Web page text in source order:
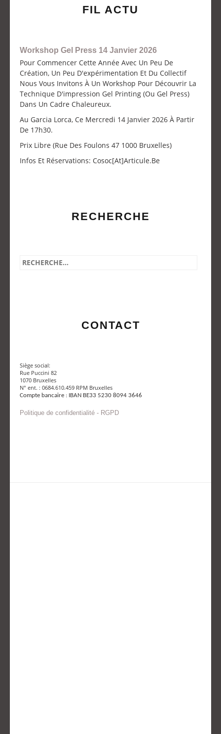
FIL ACTU
Workshop Gel Press 14 Janvier 2026
Pour Commencer Cette Année Avec Un Peu De
Création, Un Peu D'expérimentation Et Du Collectif
Nous Vous Invitons À Un Workshop Pour Découvrir La
Technique D'impression Gel Printing (ou Gel Press)
Dans Un Cadre Chaleureux.
Au Garcia Lorca, Ce Mercredi 14 Janvier 2026 À Partir
De 17h30.
Prix Libre (Rue Des Foulons 47 1000 Bruxelles)
Infos Et Réservations: Cosoc[at]articule.be
RECHERCHE
CONTACT
Siège social:
Rue Puccini 82
1070 Bruxelles
N° ent. : 0684.610.459 RPM Bruxelles
Compte bancaire : IBAN BE33 5230 8094 3646
Politique de confidentialité - RGPD